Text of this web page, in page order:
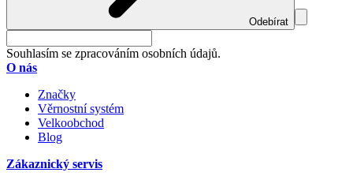
Odebírat
Souhlasím se zpracováním osobních údajů.
O nás
Značky
Věrnostní systém
Velkoobchod
Blog
Zákaznický servis